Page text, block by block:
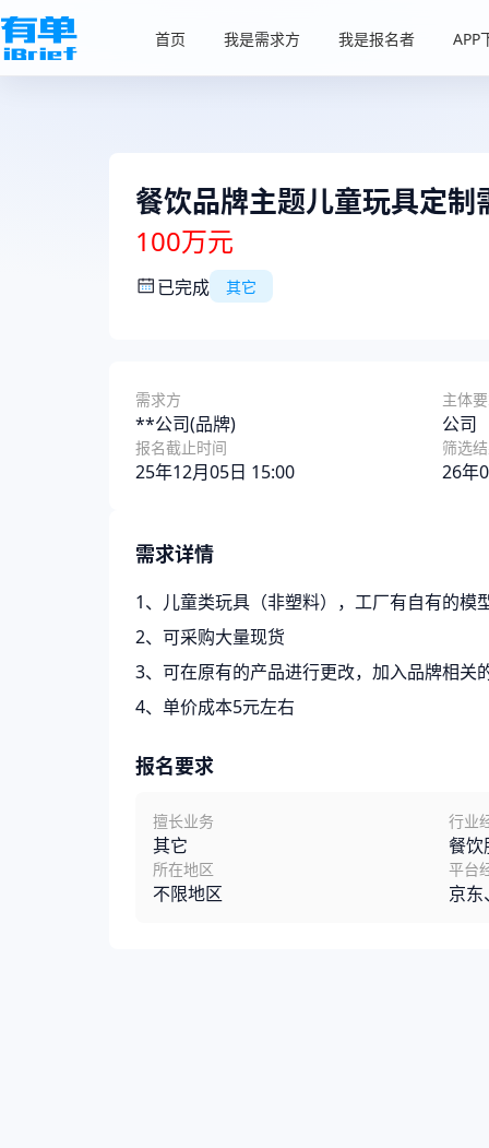
首页 我是需求方 我是报名者 APP
餐饮品牌主题儿童玩具定制
100万元
已完成 其它
需求方
**公司(品牌)
报名截止时间
25年12月05日 15:00
主体
公司
筛选
26年
需求详情
1、儿童类玩具（非塑料），工厂有自有的模
2、可采购大量现货
3、可在原有的产品进行更改，加入品牌相关
4、单价成本5元左右
报名要求
擅长业务
其它
所在地区
不限地区
行业
餐饮
平台
京东